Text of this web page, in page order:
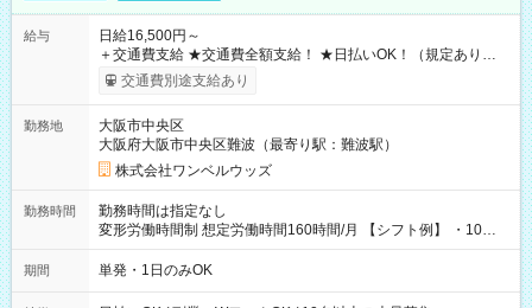
給与
日給16,500円～
＋交通費支給 ★交通費全額支給！ ★日払いOK！（規定あり） ┗
働いたその日に現金GET♪ お仕事後はコンビニATMから 日払
交通費別途支給あり
勤務地
大阪市中央区
大阪府大阪市中央区難波（最寄り駅：難波駅）
株式会社ワンベルウッズ
勤務時間
勤務時間は指定なし
変形労働時間制 想定労働時間160時間/月 【シフト例】 ・10：
00～20：00
期間 単発・1日のみOK